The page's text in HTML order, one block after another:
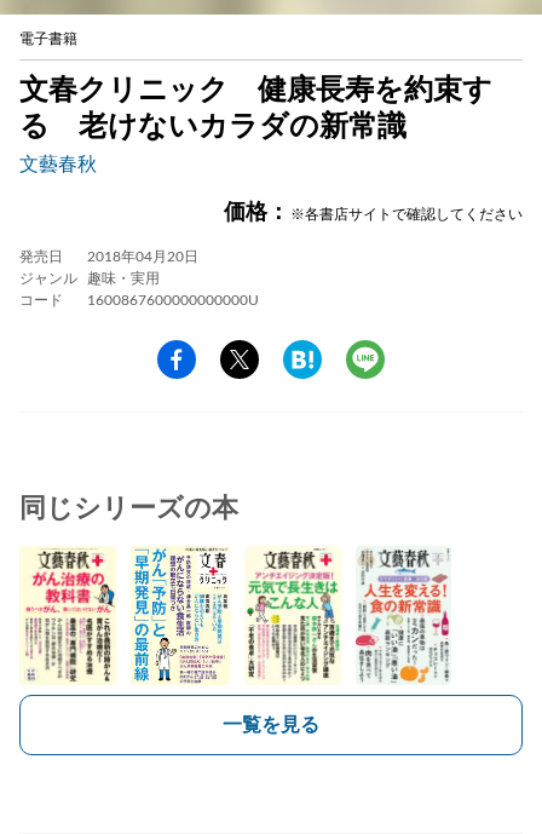
電子書籍
文春クリニック 健康長寿を約束す
る 老けないカラダの新常識
文藝春秋
価格： ※各書店サイトで確認してください
発売日
2018年04月20日
ジャンル
趣味・実用
コード
1600867600000000000U
同じシリーズの本
一覧を見る